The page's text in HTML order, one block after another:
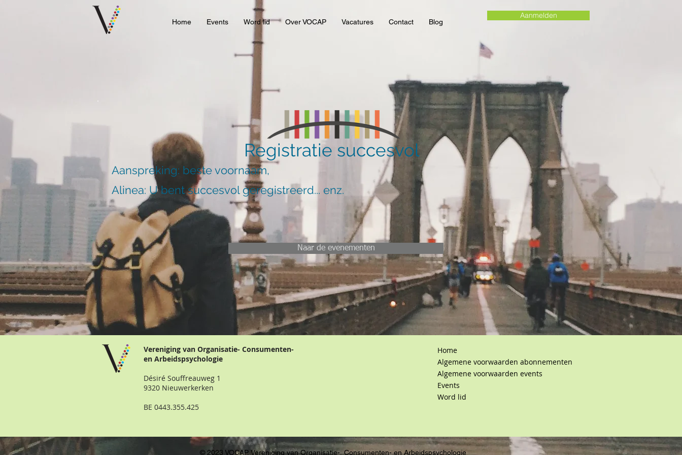
Home Events Word lid Over VOCAP Vacatures Contact Blog
Aanmelden
Registratie succesvol
Aanspreking: beste voornaam,
Alinea: U bent succesvol geregistreerd... enz.
Naar de evenementen
Vereniging van Organisatie- Consumenten-
en Arbeidspsychologie
Désiré Souffreauweg 1
9320 Nieuwerkerken
BE 0443.355.425
Home
Algemene voorwaarden abonnementen
Algemene voorwaarden events
Events
Word lid
© 2023 VOCAP, Vereniging van Organisatie-, Consumenten- en Arbeidspsychologie